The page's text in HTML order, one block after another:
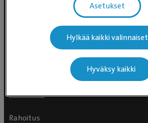
Eläinlääkäriasemat
Päivystävät eläinsairaalat (24h)
Rahoitus
Asetukset
Hylkää kaikki valinnaiset
Hyväksy kaikki